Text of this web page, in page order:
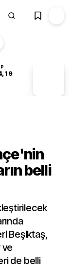
belli
Beşiktaş,
ve
de belli